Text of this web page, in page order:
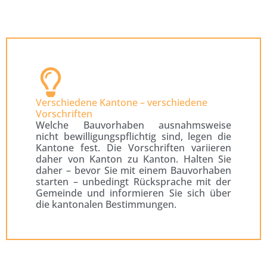
Verschiedene Kantone – verschiedene
Vorschriften
Welche Bauvorhaben ausnahmsweise
nicht bewilligungspflichtig sind, legen die
Kantone fest. Die Vorschriften variieren
daher von Kanton zu Kanton. Halten Sie
daher – bevor Sie mit einem Bauvorhaben
starten – unbedingt Rücksprache mit der
Gemeinde und informieren Sie sich über
die kantonalen Bestimmungen.